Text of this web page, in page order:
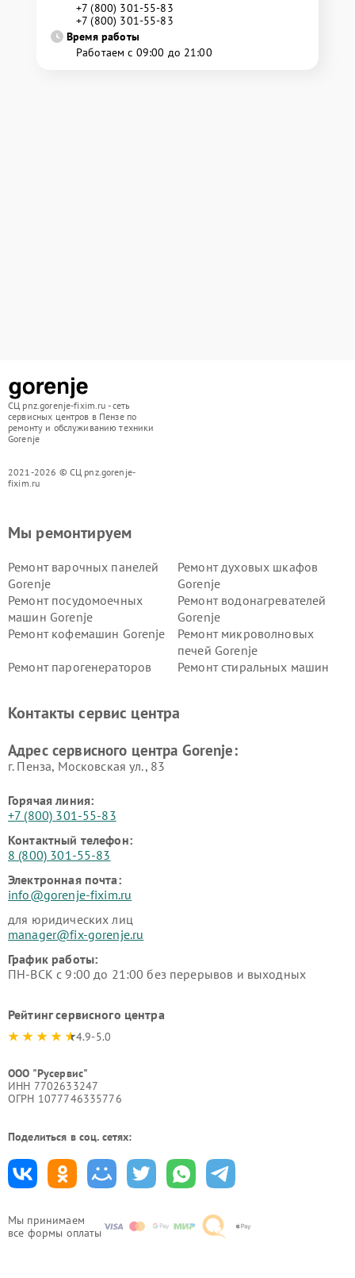
+7 (800) 301-55-83
+7 (800) 301-55-83
Время работы
Работаем с 09:00 до 21:00
СЦ pnz.gorenje-fixim.ru - сеть
сервисных центров в Пензе по
ремонту и обслуживанию техники
Gorenje
2021-2026 © СЦ pnz.gorenje-
fixim.ru
Мы принимаем
все формы оплаты
Мы ремонтируем
Ремонт варочных панелей
Gorenje
Ремонт духовых шкафов
Gorenje
Ремонт посудомоечных
машин Gorenje
Ремонт водонагревателей
Gorenje
Ремонт кофемашин Gorenje
Ремонт микроволновых
печей Gorenje
Ремонт парогенераторов
Ремонт стиральных машин
Контакты сервис центра
Адрес сервисного центра Gorenje:
г. Пенза, Московская ул., 83
Горячая линия:
+7 (800) 301-55-83
Контактный телефон:
8 (800) 301-55-83
Электронная почта:
info@gorenje-fixim.ru
для юридических лиц
manager@fix-gorenje.ru
График работы:
ПН-ВСК с 9:00 до 21:00 без перерывов и выходных
Рейтинг сервисного центра
4.9-5.0
ООО "Русервис"
ИНН 7702633247
ОГРН 1077746335776
Поделиться в соц. сетях: